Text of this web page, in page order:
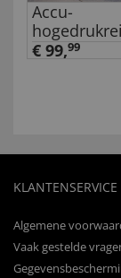
Accu-
€ 99,99
KLANTENSERVICE
Algemene
Vaak gestelde